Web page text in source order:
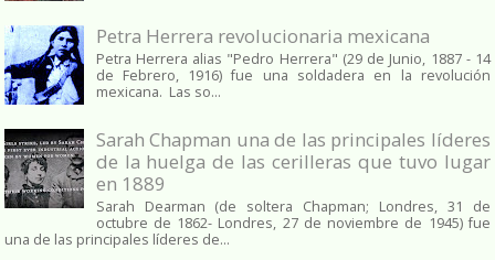
Petra Herrera revolucionaria mexicana
Petra Herrera alias "Pedro Herrera" (29 de Junio, 1887 - 14
de Febrero, 1916) fue una soldadera en la revolución
mexicana. Las so...
Sarah Chapman una de las principales líderes
de la huelga de las cerilleras que tuvo lugar
en 1889
Sarah Dearman (de soltera Chapman; Londres, 31 de
octubre de 1862​- Londres, 27 de noviembre de 1945)​ fue
una de las principales líderes de...